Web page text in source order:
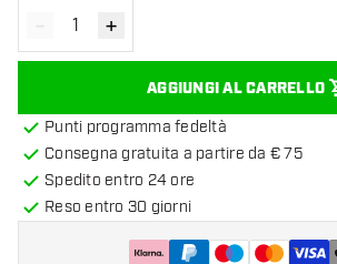
Diminuisci quantità
- Aumenta quantità
+
AGGIUNGI AL CARRELLO
Punti programma fedeltà
Consegna gratuita a partire da € 75
Spedito entro 24 ore
Reso entro 30 giorni